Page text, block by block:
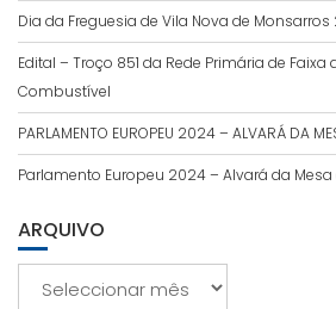
Dia da Freguesia de Vila Nova de
Edital – Troço 851 da Rede Primária de Faixa
Combustível
PARLAMENTO EUROPEU 2024 – ALVARÁ DA
Parlamento Europeu 2024 – Alvará da Mesa
ARQUIVO